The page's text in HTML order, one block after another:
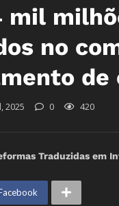
mil
no
2025 0 420
Traduzidas em